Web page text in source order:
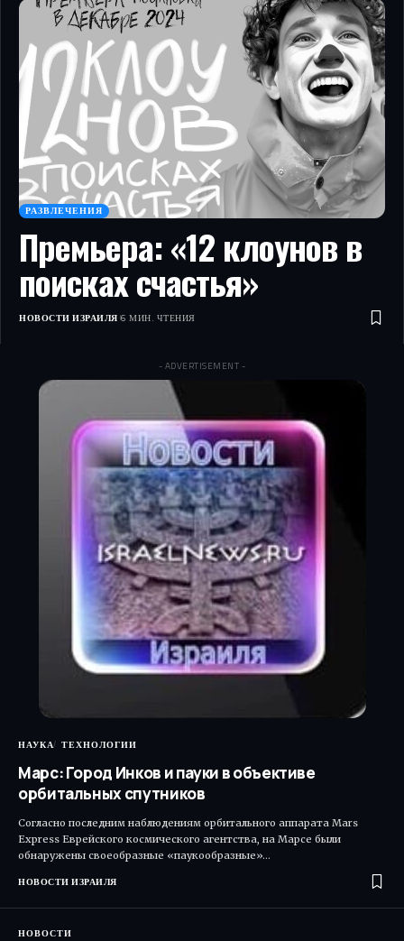
РАЗВЛЕЧЕНИЯ
Премьера: «12 клоунов в
поисках счастья»
НОВОСТИ ИЗРАИЛЯ 6 МИН. ЧТЕНИЯ
- ADVERTISEMENT -
НАУКА ТЕХНОЛОГИИ
Марс: Город Инков и пауки в объективе
орбитальных спутников
Согласно последним наблюдениям орбитального аппарата Mars
Express Еврейского космического агентства, на Марсе были
обнаружены своеобразные «паукообразные»…
НОВОСТИ ИЗРАИЛЯ
НОВОСТИ